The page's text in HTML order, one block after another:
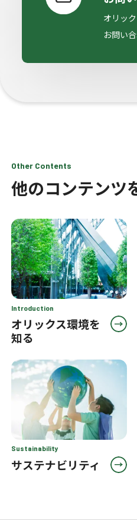
オリッ
お問い
Other Contents
他のコンテンツ
Introduction
オリックス環境を
知る
Sustainability
サステナビリティ